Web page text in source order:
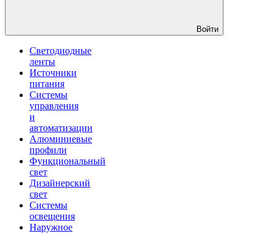
Войти
Светодиодные
ленты
Источники
питания
Системы
управления
и
автоматизации
Алюминиевые
профили
Функциональный
свет
Дизайнерский
свет
Системы
освещения
Наружное